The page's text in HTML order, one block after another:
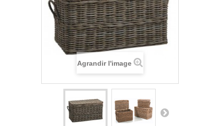
Agrandir l'image